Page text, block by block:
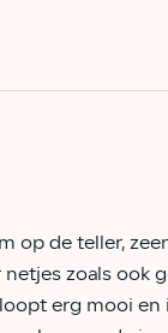
op de teller,
zoals ook
erg mooi en